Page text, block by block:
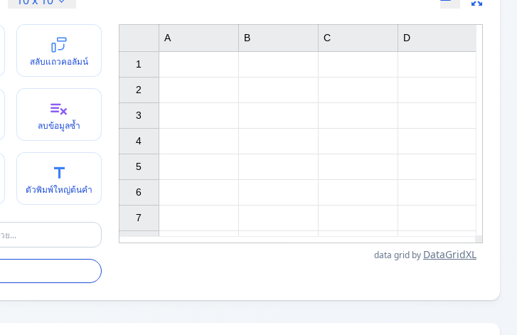
สลับแถวคอลัมน์
ลบข้อมูลซ้ำ
ตัวพิมพ์ใหญ่ต้นคำ
data grid by DataGridXL
1
2
3
4
5
6
7
A B C D